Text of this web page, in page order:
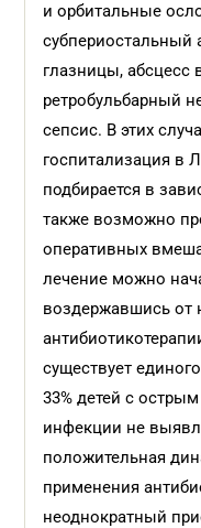
и орбитальные
субпериостальный
глазницы, абсцесс
ретробульбарный
сепсис. В этих
госпитализация в
подбирается в
также возможно
оперативных
лечение можно
воздержавшись от
существует
33% детей с
инфекции не
положительная
применения
неоднократный